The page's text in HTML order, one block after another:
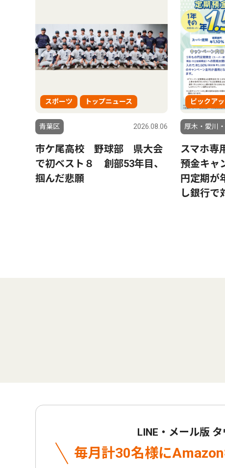
スポーツ トップニュース
青葉区 2026.08.06
市ケ尾高校 野球部 県大会
で初ベスト８ 創部53年目、
掴んだ悲願
ピックアッ
厚木・愛川・
スマホ専
預金キャ
円定期
し銀行で
LINE・メール版
毎月計30名様に